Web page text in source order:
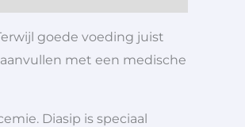
goede voeding juist
met een medische
Diasip is speciaal